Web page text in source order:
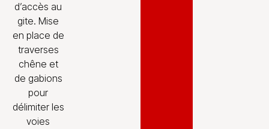
d’accès au
gite. Mise
en place de
traverses
chêne et
de gabions
pour
délimiter les
voies